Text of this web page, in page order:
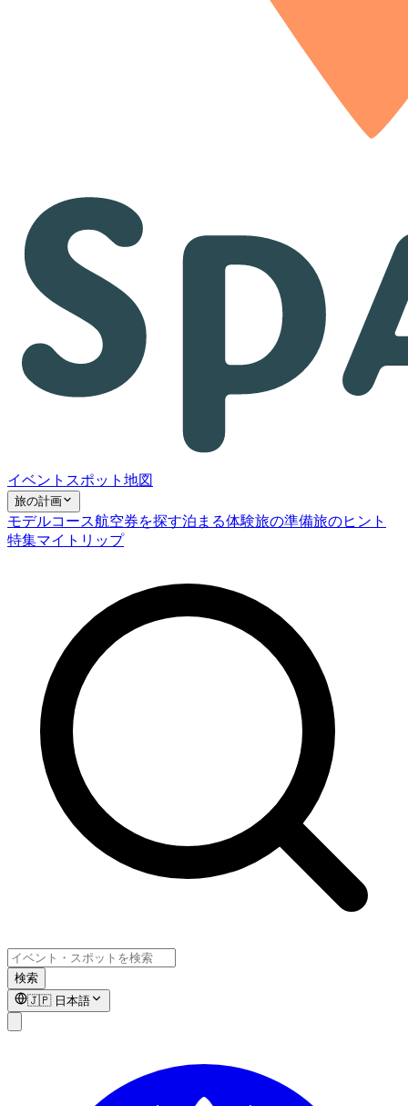
イベント スポット 地図
旅の計画
モデルコース航空券を探す泊まる体験旅の準備旅のヒント
特集マイトリップ
検索
🇯🇵 日本語